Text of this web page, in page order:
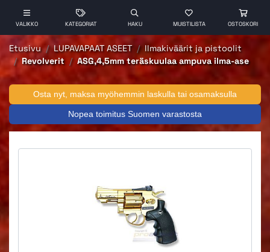
VALIKKO KATEGORIAT HAKU MUISTILISTA OSTOSKORI
Etusivu LUPAVAPAAT ASEET
Ilmakiväärit ja pistoolit
Revolverit
ASG,4,5mm teräskuulaa ampuva ilma-ase
Osta nyt, maksa myöhemmin laskulla tai osamaksulla
Nopea toimitus Suomen varastosta